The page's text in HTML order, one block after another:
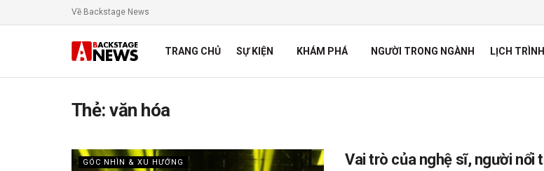
Về Backstage News
TRANG CHỦ SỰ KIỆN KHÁM PHÁ NGƯỜI TRONG NGÀNH LỊCH TRÌNH
Thẻ:văn hóa
GÓC NHÌN & XU HƯỚNG
Vai trò của nghệ sĩ, người nổi